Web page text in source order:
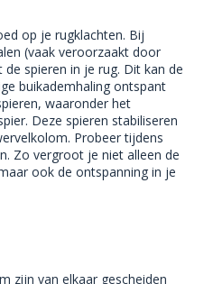
op je rugklachten. Bij
(vaak veroorzaakt door
spieren in je rug. Dit kan de
buikademhaling ontspant
waaronder het
Deze spieren stabiliseren
Probeer tijdens
Zo vergroot je niet alleen de
ook de ontspanning in je
zijn van elkaar gescheiden